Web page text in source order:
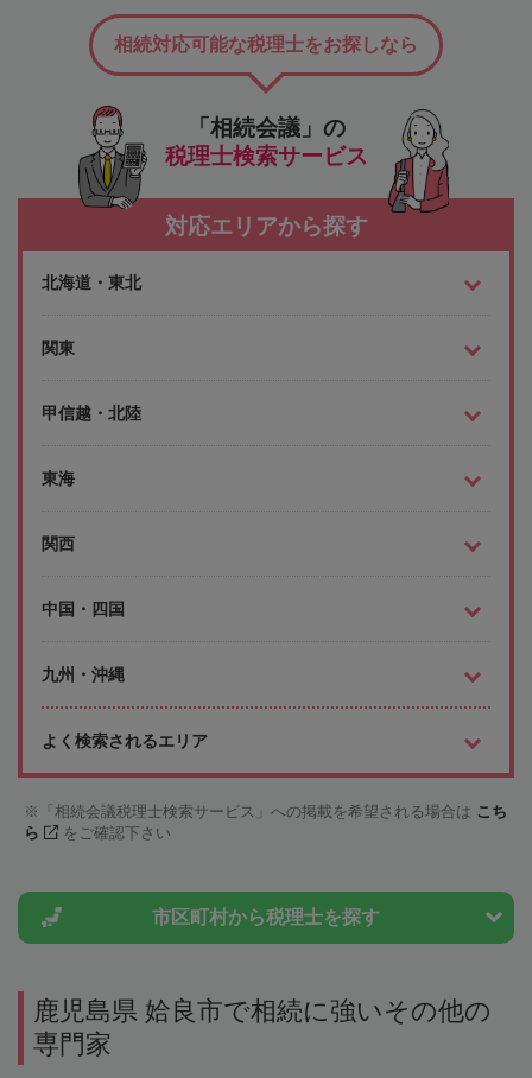
「相続会議」の
税理士検索サービス
相続対応可能な税理士をお探しなら
対応エリアから探す
北海道・東北
関東
甲信越・北陸
東海
関西
中国・四国
九州・沖縄
よく検索されるエリア
「相続会議税理士検索サービス」への掲載を希望される場合は こち
ら
をご確認下さい
市区町村から税理士を探す
鹿児島県 姶良市で相続に強いその他の
専門家